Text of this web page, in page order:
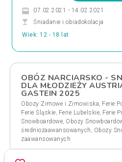
07.02.2021 - 14.02.2021
Śniadanie i obiadokolacja
Wiek: 12 - 18 lat
OBÓZ NARCIARSKO -
DLA MŁODZIEŻY
GASTEIN 2025
Obozy Zimowe i Zimowiska, Ferie
Ferie Śląskie, Ferie Lubelskie, Ferie
Snowboardowe, Obozy
średniozaawansowanych , Obozy
zaawansowanych